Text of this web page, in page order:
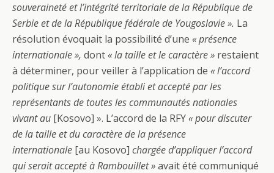
souveraineté et l’intégrité territoriale de la République de
Serbie et de la République fédérale de Yougoslavie ». La
résolution évoquait la possibilité d’une « présence
internationale », dont« la taille et le caractère » restaient
à déterminer, pour veiller à l’application de « l’accord
politique sur l’autonomie établi et accepté par les
représentants de toutes les communautés nationales
vivant au [Kosovo] ». L’accord de la RFY« pour discuter
de la taille et du caractère de la présence
internationale [au Kosovo] chargée d’appliquer l’accord
qui serait accepté à Rambouillet »avait été communiqué